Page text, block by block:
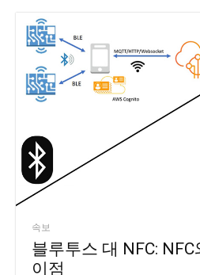
속보
블루투스 대 NFC:
이점